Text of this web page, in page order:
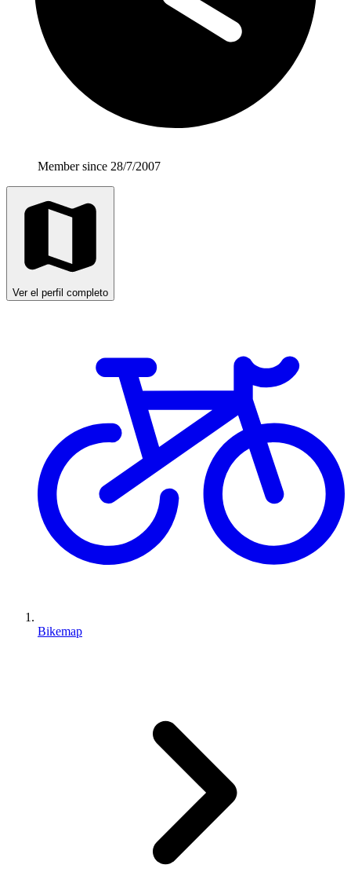
Member since 28/7/2007
Ver el perfil completo
Bikemap